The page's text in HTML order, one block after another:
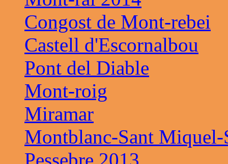
Congost de Mont-rebei
Castell d'Escornalbou
Pont del Diable
Mont-roig
Miramar
Montblanc-Sant
Pessebre 2013